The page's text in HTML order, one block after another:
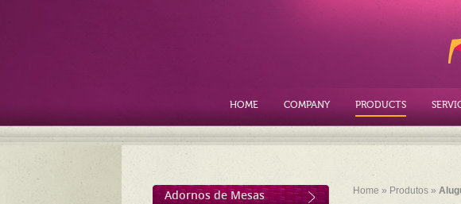
HOME COMPANY PRODUCTS
Home » Produtos »
Adornos de Mesas